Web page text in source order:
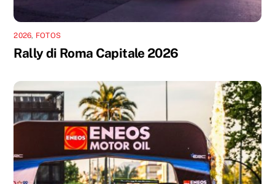
2026, FOTOS
Rally di Roma Capitale 2026